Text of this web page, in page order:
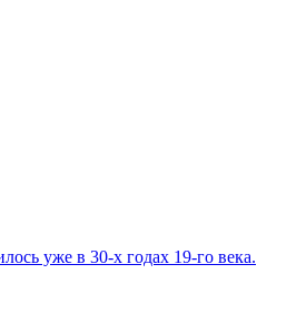
уже в 30-х годах 19-го века.